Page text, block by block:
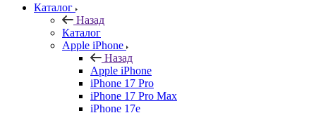
Каталог
Назад
Каталог
Apple iPhone
Назад
Apple iPhone
iPhone 17 Pro
iPhone 17 Pro Max
iPhone 17e